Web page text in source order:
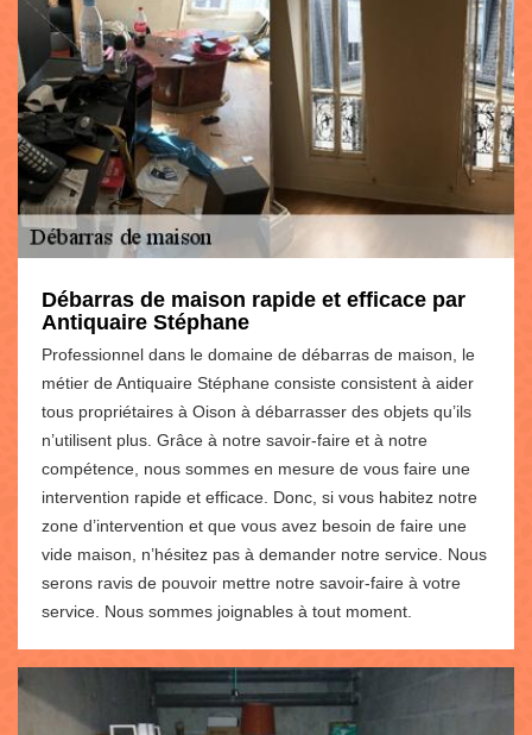
Débarras de maison rapide et efficace par
Antiquaire Stéphane
Professionnel dans le domaine de débarras de maison, le
métier de Antiquaire Stéphane consiste consistent à aider
tous propriétaires à Oison à débarrasser des objets qu’ils
n’utilisent plus. Grâce à notre savoir-faire et à notre
compétence, nous sommes en mesure de vous faire une
intervention rapide et efficace. Donc, si vous habitez notre
zone d’intervention et que vous avez besoin de faire une
vide maison, n’hésitez pas à demander notre service. Nous
serons ravis de pouvoir mettre notre savoir-faire à votre
service. Nous sommes joignables à tout moment.